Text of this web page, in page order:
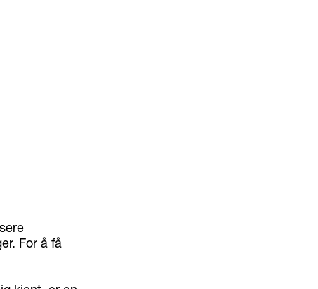
For å få